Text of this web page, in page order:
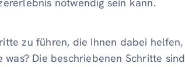
notwendig sein kann.
zu führen, die Ihnen dabei helfen,
Die beschriebenen Schritte sind